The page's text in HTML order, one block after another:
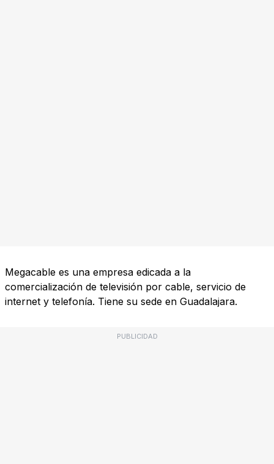
Megacable es una empresa edicada a la
comercialización de televisión por cable, servicio de
internet y telefonía. Tiene su sede en Guadalajara.
PUBLICIDAD